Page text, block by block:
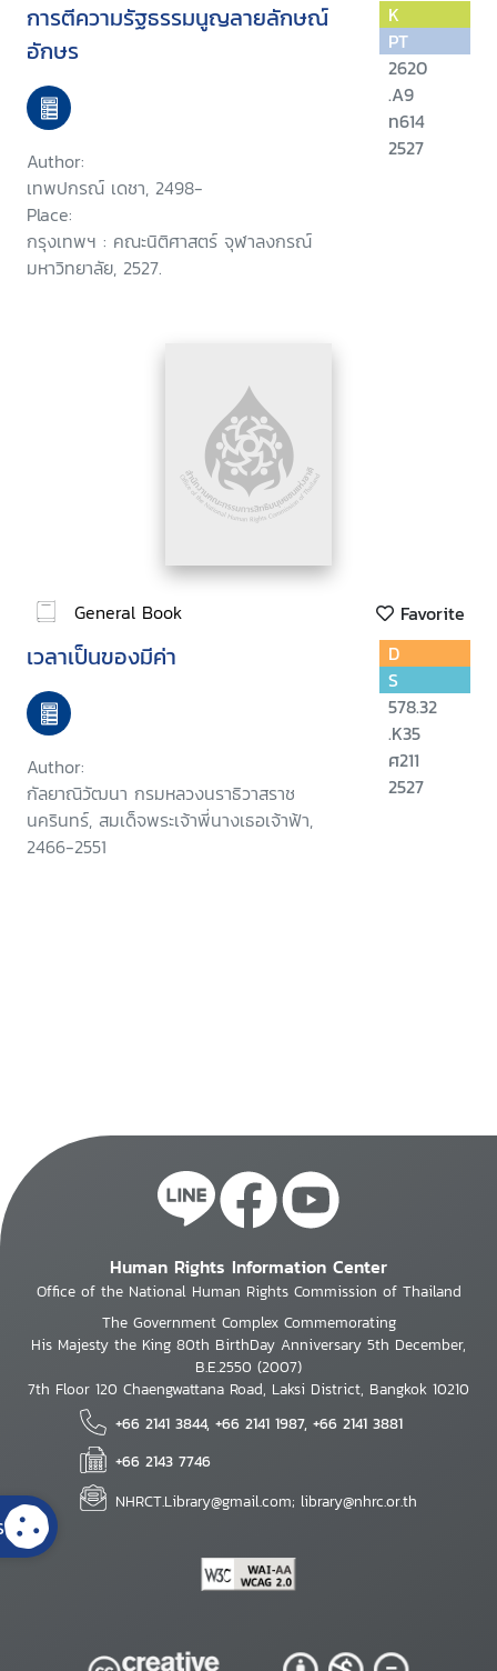
การตีความรัฐธรรมนูญลายลักษณ์
อักษร
Author:
เทพปกรณ์ เดชา, 2498-
Place:
กรุงเทพฯ : คณะนิติศาสตร์ จุฬาลงกรณ์
มหาวิทยาลัย, 2527.
K
PT
2620
.A9
ท614
2527
General Book Favorite
เวลาเป็นของมีค่า
Author:
กัลยาณิวัฒนา กรมหลวงนราธิวาสราช
นครินทร์, สมเด็จพระเจ้าพี่นางเธอเจ้าฟ้า,
2466-2551
D
S
578.32
.K35
ศ211
2527
Human Rights Information Center
Office of the National Human Rights Commission of Thailand
The Government Complex Commemorating
His Majesty the King 80th BirthDay Anniversary 5th December,
B.E.2550 (2007)
7th Floor 120 Chaengwattana Road, Laksi District, Bangkok 10210
+66 2141 3844, +66 2141 1987, +66 2141 3881
+66 2143 7746
NHRCT.Library@gmail.com; library@nhrc.or.th